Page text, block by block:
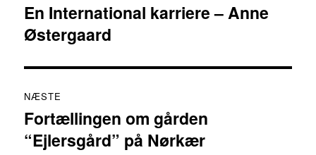
Forrige
indlæg:
En International karriere – Anne
Østergaard
NÆSTE
Næste
indlæg:
Fortællingen om gården
“Ejlersgård” på Nørkær